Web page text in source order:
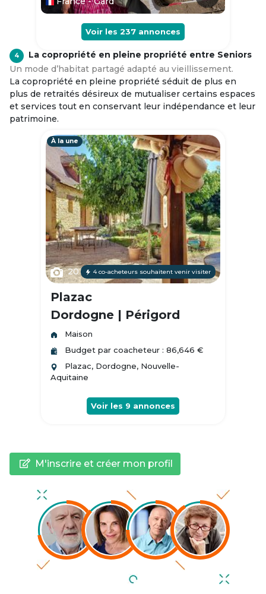
Voir les 237 annonces
4
La copropriété en pleine propriété entre Seniors
Un mode d’habitat partagé adapté au vieillissement.
La copropriété en pleine propriété séduit de plus en
plus de retraités désireux de mutualiser certains espaces
et services tout en conservant leur indépendance et leur
patrimoine.
À la une
20 4 co-acheteurs souhaitent venir visiter
Plazac
Dordogne | Périgord
Maison
Budget par coacheteur : 86,646 €
Plazac, Dordogne, Nouvelle-
Aquitaine
Voir les 9 annonces
M'inscrire et créer mon profil